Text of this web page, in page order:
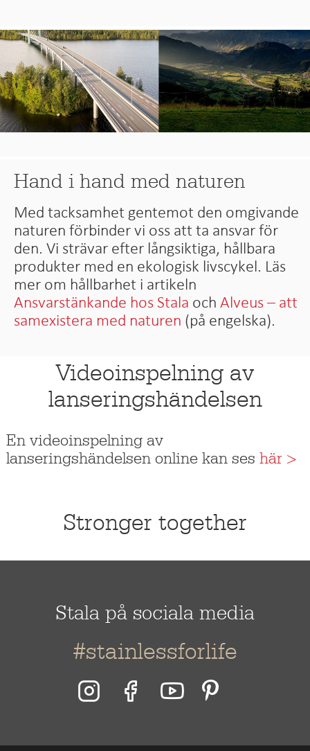
Hand i hand med naturen
Med tacksamhet gentemot den omgivande
naturen förbinder vi oss att ta ansvar för
den. Vi strävar efter långsiktiga, hållbara
produkter med en ekologisk livscykel. Läs
mer om hållbarhet i artikeln
Ansvarstänkande hos Stala och Alveus – att
samexistera med naturen (på engelska).
Videoinspelning av
lanseringshändelsen
En videoinspelning av
lanseringshändelsen online kan ses här >
Stronger together
Stala på sociala media
#stainlessforlife